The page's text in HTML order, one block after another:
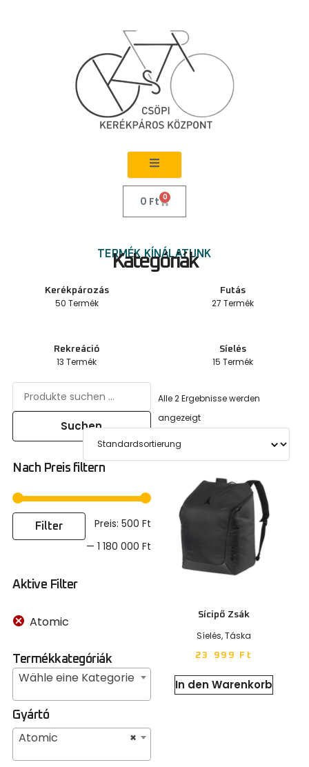
0 Ft 0
TERMÉK KÍNÁLATUNK
Kategóriák
Kerékpározás
50 Termék
Futás
27 Termék
Rekreáció
13 Termék
Síelés
15 Termék
Suchen
Nach Preis filtern
Filter Preis: 500 Ft
— 1 180 000 Ft
Aktive Filter
Atomic
Termékkategóriák
Wähle eine Kategorie
Gyártó
×
Atomic
Alle 2 Ergebnisse werden
angezeigt
Sícipő Zsák
Síelés,Táska
23 999 Ft
In den Warenkorb